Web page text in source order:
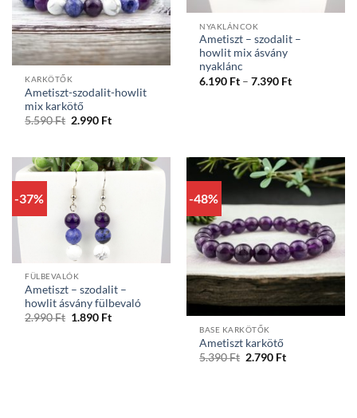
KARKÖTŐK
Ametiszt-szodalit-howlit
mix karkötő
5.590Ft Original
2.990 FtCurrent
NYAKLÁNCOK
Ametiszt – szodalit –
howlit mix ásvány
nyaklánc
6.190 Ft – 7.390 Ft
-37%
FÜLBEVALÓK
Ametiszt – szodalit –
howlit ásvány fülbevaló
2.990Ft Original
1.890 FtCurrent
-48%
BASE KARKÖTŐK
Ametiszt karkötő
5.390Ft Original
2.790 FtCurrent